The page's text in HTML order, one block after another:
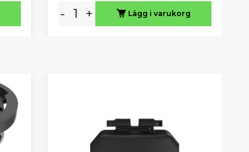
- + Lägg i varukorg